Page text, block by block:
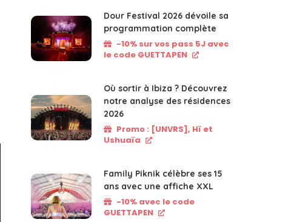
Dour Festival 2026 dévoile sa
programmation complète
-10% sur vos pass 5J avec
le code GUETTAPEN
Où sortir à Ibiza ? Découvrez
notre analyse des résidences
2026
Promo : [UNVRS], Hï et
Ushuaïa
Family Piknik célèbre ses 15
ans avec une affiche XXL
-10% avec le code
GUETTAPEN